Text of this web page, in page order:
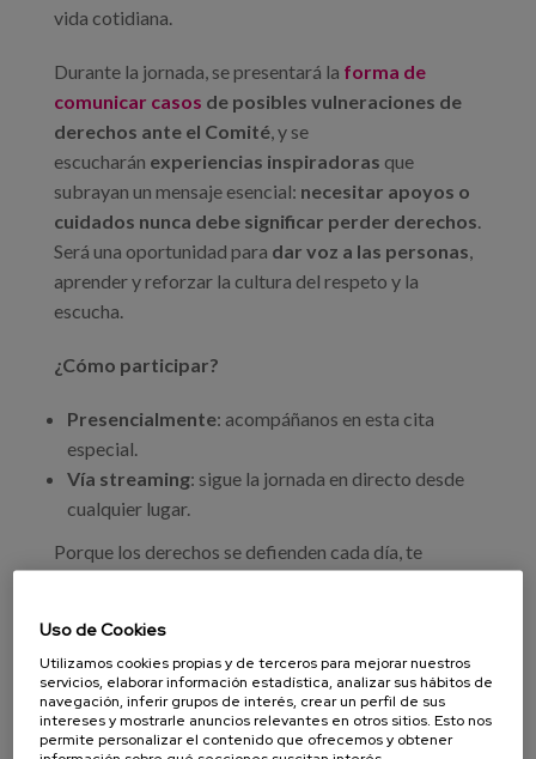
vida cotidiana.
Durante la jornada, se presentará la forma de
comunicar casos de posibles vulneraciones de
derechos ante el Comité , y se
escucharán experiencias inspiradoras que
subrayan un mensaje esencial: necesitar apoyos o
cuidados nunca debe significar perder derechos
Será una oportunidad para dar voz a las personas
aprender y reforzar la cultura del respeto y la
escucha.
¿Cómo participar?
Presencialmente: acompáñanos en esta cita
especial.
Vía streaming: sigue la jornada en directo desde
cualquier lugar.
Porque los derechos se defienden cada día, te
Programa de la Jornada
Lugar: Matia Gunea Lugaritz, Camino de los Pinos
37, Donostia
Uso de Cookies
Utilizamos cookies propias y de terceros para mejorar nuestros
servicios, elaborar información estadística, analizar sus hábitos de
navegación, inferir grupos de interés, crear un perfil de sus
intereses y mostrarle anuncios relevantes en otros sitios. Esto nos
permite personalizar el contenido que ofrecemos y obtener